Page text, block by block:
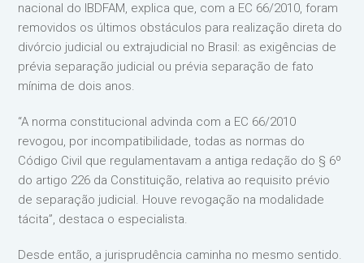
nacional do IBDFAM, explica que, com a EC 66/2010, foram
removidos os últimos obstáculos para realização direta do
divórcio judicial ou extrajudicial no Brasil: as exigências de
prévia separação judicial ou prévia separação de fato
mínima de dois anos.
“A norma constitucional advinda com a EC 66/2010
revogou, por incompatibilidade, todas as normas do
Código Civil que regulamentavam a antiga redação do § 6º
do artigo 226 da Constituição, relativa ao requisito prévio
de separação judicial. Houve revogação na modalidade
tácita”, destaca o especialista.
Desde então, a jurisprudência caminha no mesmo sentido.